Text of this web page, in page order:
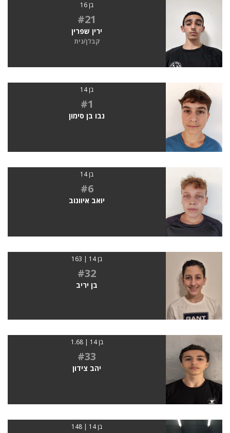
בן 16
#21
ירין שפרין
קבלן/נית
בן 14
#1
נבו בן סימון
בן 14
#6
יואב איוונוב
בן 14 | 163
#32
בן יריב
בן 14 | 1.68
#33
יהב צידון
בן 14 | 148